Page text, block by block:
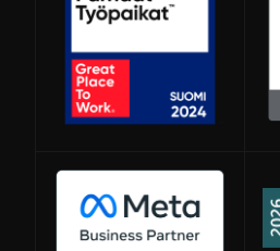
Avautuu uuteen ikkunaan